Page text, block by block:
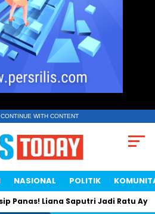
WITH CONTENT
NASIONAL POLITIK
Panas! Liana Saputri Jadi Ratu